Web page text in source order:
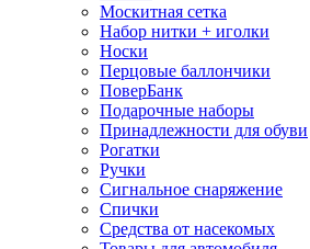
Москитная сетка
Набор нитки + иголки
Носки
Перцовые баллончики
ПоверБанк
Подарочные наборы
Принадлежности для обуви
Рогатки
Ручки
Сигнальное снаряжение
Спички
Средства от насекомых